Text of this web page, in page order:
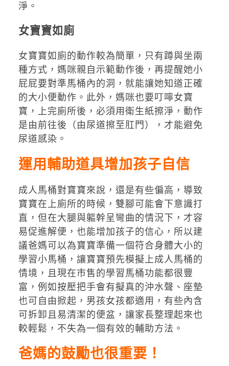
淨。
女寶寶如廁
女寶寶如廁的動作較為簡單，只有蹲與坐兩
種方式，媽咪親自示範動作後，再提醒她小
屁屁要對準馬桶內的洞，就能讓她知道正確
的大小便動作。此外，媽咪也要叮嚀女寶
寶，上完廁所後，必須用衛生紙擦淨，動作
是由前往後（由尿道擦至肛門），才能避免
尿道感染。
運用輔助道具增加孩子自信
成人馬桶對寶寶來說，還是有些偏高，導致
寶寶在上廁所的時候，雙腳可能會下意識打
直，但在大腿與軀幹呈彎曲的情況下，才容
易促進解便，也能增加孩子的信心，所以建
議爸媽可以為寶寶準備一個符合身體大小的
學習小馬桶，讓寶寶預先模擬上成人馬桶的
情境，且現在市售的學習馬桶功能都很豐
富，例如按壓把手會有擬真的沖水聲、座墊
也可自由掀起，男孩女孩都適用，有些內含
可拆卸且易清潔的便盆，讓家長整理起來也
較輕鬆，不失為一個有效的輔助方法。
爸媽的鼓勵也很重要！